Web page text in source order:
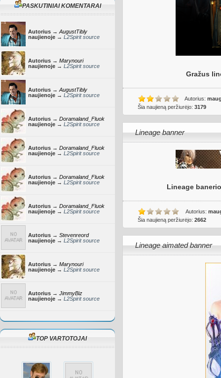
PASKUTINIAI KOMENTARAI
Autorius → AugustTibly
naujienoje → L2Spirit source
Autorius → Marynouri
naujienoje → L2Spirit source
Autorius → AugustTibly
naujienoje → L2Spirit source
Autorius → Doramaland_Fluok
naujienoje → L2Spirit source
Autorius → Doramaland_Fluok
naujienoje → L2Spirit source
Autorius → Doramaland_Fluok
naujienoje → L2Spirit source
Autorius → Doramaland_Fluok
naujienoje → L2Spirit source
Autorius → Stevenreord
naujienoje → L2Spirit source
Autorius → Marynouri
naujienoje → L2Spirit source
Autorius → JimmyBiz
naujienoje → L2Spirit source
TOP VARTOTOJAI
Gražus
Autorius:
Šia naujieną peržiurėjo: 3179
Lineage banner
Lineage
Autorius:
Šia naujieną peržiurėjo: 2662
Lineage aimated banner